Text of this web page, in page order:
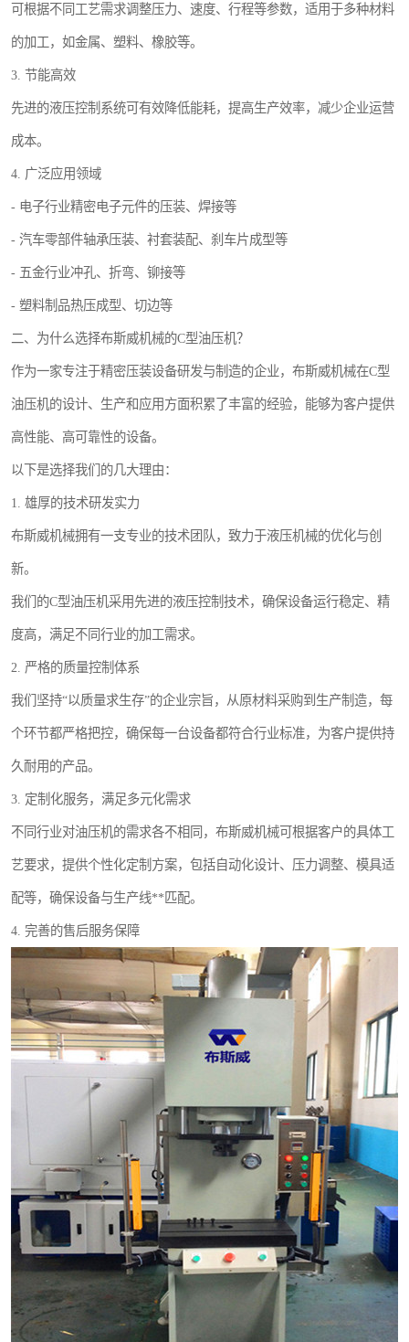
可根据不同工艺需求调整压力、速度、行程等参数，适用于多种材料
的加工，如金属、塑料、橡胶等。
3. 节能高效
先进的液压控制系统可有效降低能耗，提高生产效率，减少企业运营
成本。
4. 广泛应用领域
- 电子行业精密电子元件的压装、焊接等
- 汽车零部件轴承压装、衬套装配、刹车片成型等
- 五金行业冲孔、折弯、铆接等
- 塑料制品热压成型、切边等
二、为什么选择布斯威机械的C型油压机？
作为一家专注于精密压装设备研发与制造的企业，布斯威机械在C型
油压机的设计、生产和应用方面积累了丰富的经验，能够为客户提供
高性能、高可靠性的设备。
以下是选择我们的几大理由：
1. 雄厚的技术研发实力
布斯威机械拥有一支专业的技术团队，致力于液压机械的优化与创
新。
我们的C型油压机采用先进的液压控制技术，确保设备运行稳定、精
度高，满足不同行业的加工需求。
2. 严格的质量控制体系
我们坚持“以质量求生存”的企业宗旨，从原材料采购到生产制造，每
个环节都严格把控，确保每一台设备都符合行业标准，为客户提供持
久耐用的产品。
3. 定制化服务，满足多元化需求
不同行业对油压机的需求各不相同，布斯威机械可根据客户的具体工
艺要求，提供个性化定制方案，包括自动化设计、压力调整、模具适
配等，确保设备与生产线**匹配。
4. 完善的售后服务保障